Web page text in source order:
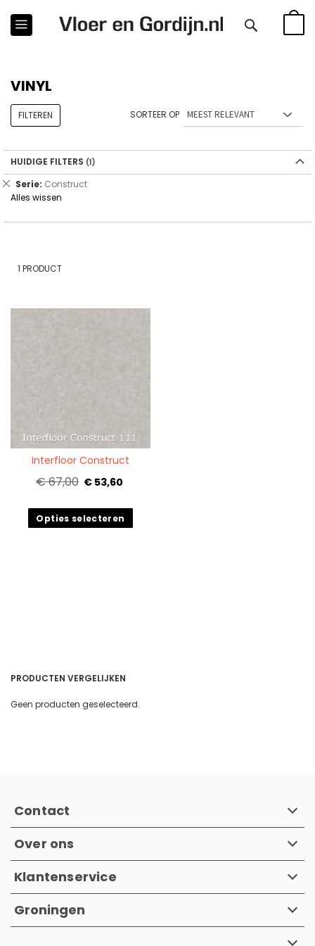
VINYL
1 PRODUCT
SORTEER OP
Interfloor Construct
€ 67,00 € 53,60
Quickview
Opties selecteren
FILTEREN
HUIDIGE FILTERS
Serie Construct
Verwijder
dit
Alles wissen
PRODUCTEN VERGELIJKEN
Geen producten geselecteerd.
Contact
Over ons
Klantenservice
Groningen